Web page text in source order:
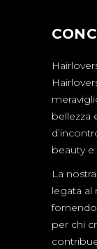
bellezza
beauty e
La
legata al
per chi